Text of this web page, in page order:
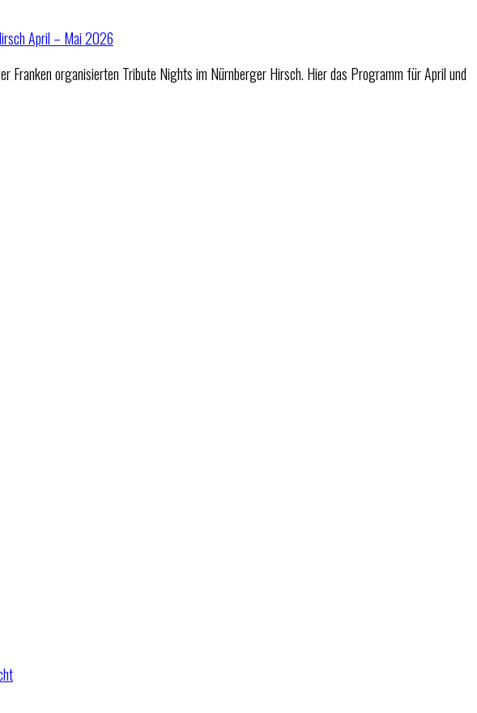
Franken organisierten Tribute Nights im Nürnberger Hirsch. Hier das Programm für April und